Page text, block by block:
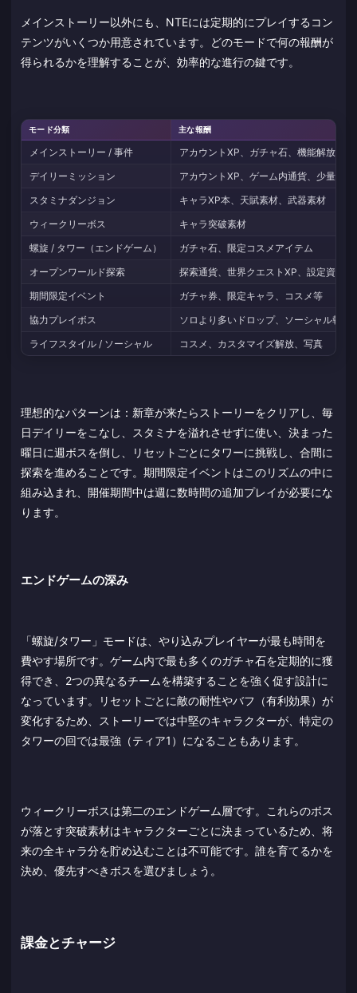
メインストーリー以外にも、NTEには定期的にプレイするコン
テンツがいくつか用意されています。どのモードで何の報酬が
得られるかを理解することが、効率的な進行の鍵です。
モード分類 主な報酬
メインストーリー / 事件
アカウントXP、ガチャ石、機能解放
デイリーミッション
アカウントXP、ゲーム内通貨、少量の
スタミナダンジョン
キャラXP本、天賦素材、武器素材
ウィークリーボス
キャラ突破素材
螺旋 / タワー（エンドゲーム）
ガチャ石、限定コスメアイテム
オープンワールド探索
探索通貨、世界クエストXP、設定資料
期間限定イベント
ガチャ券、限定キャラ、コスメ等
協力プレイボス
ソロより多いドロップ、ソーシャル報酬
ライフスタイル / ソーシャル
コスメ、カスタマイズ解放、写真
理想的なパターンは：新章が来たらストーリーをクリアし、毎
日デイリーをこなし、スタミナを溢れさせずに使い、決まった
曜日に週ボスを倒し、リセットごとにタワーに挑戦し、合間に
探索を進めることです。期間限定イベントはこのリズムの中に
組み込まれ、開催期間中は週に数時間の追加プレイが必要にな
ります。
エンドゲームの深み
「螺旋/タワー」モードは、やり込みプレイヤーが最も時間を
費やす場所です。ゲーム内で最も多くのガチャ石を定期的に獲
得でき、2つの異なるチームを構築することを強く促す設計に
なっています。リセットごとに敵の耐性やバフ（有利効果）が
変化するため、ストーリーでは中堅のキャラクターが、特定の
タワーの回では最強（ティア1）になることもあります。
ウィークリーボスは第二のエンドゲーム層です。これらのボス
が落とす突破素材はキャラクターごとに決まっているため、将
来の全キャラ分を貯め込むことは不可能です。誰を育てるかを
決め、優先すべきボスを選びましょう。
課金とチャージ